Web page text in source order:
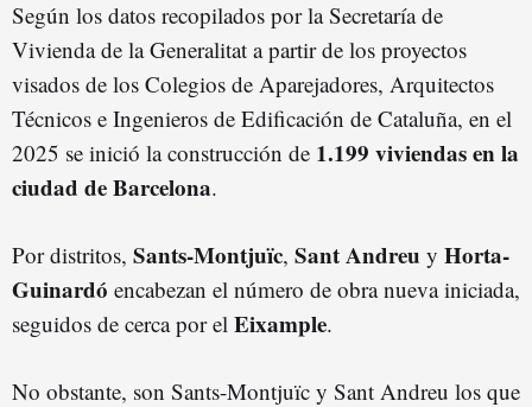
Según los datos recopilados por la Secretaría de
Vivienda de la Generalitat a partir de los proyectos
visados de los Colegios de Aparejadores, Arquitectos
Técnicos e Ingenieros de Edificación de Cataluña, en el
2025 se inició la construcción de 1.199 viviendas en la
ciudad de Barcelona.
Por distritos, Sants-Montjuïc, Sant Andreu y Horta-
Guinardó encabezan el número de obra nueva iniciada,
seguidos de cerca por el Eixample.
No obstante, son Sants-Montjuïc y Sant Andreu los que